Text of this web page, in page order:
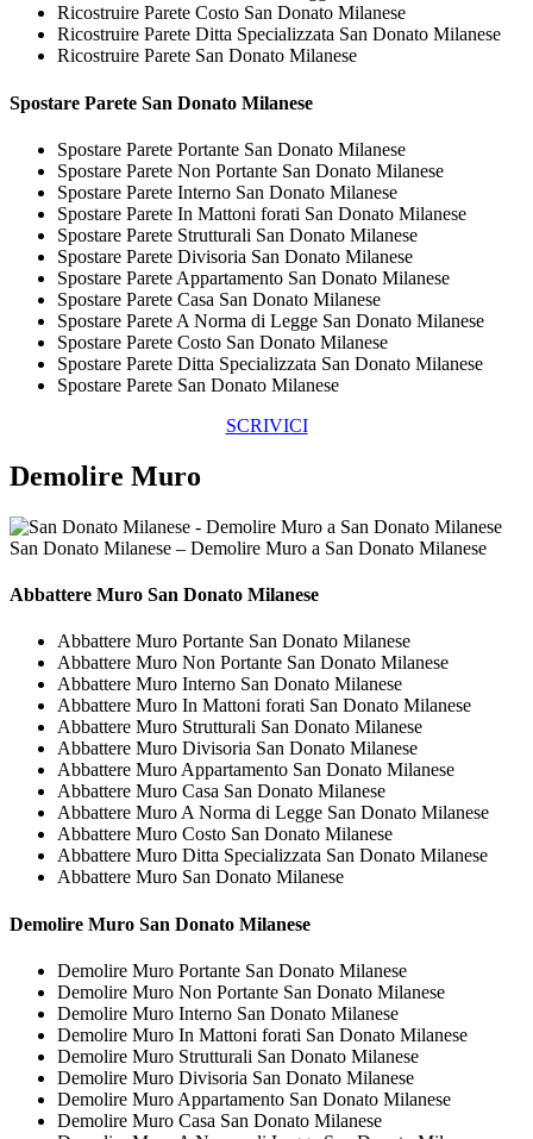
Ricostruire Parete Costo San Donato Milanese
Ricostruire Parete Ditta Specializzata San Donato Milanese
Ricostruire Parete San Donato Milanese
Spostare Parete San Donato Milanese
Spostare Parete Portante San Donato Milanese
Spostare Parete Non Portante San Donato Milanese
Spostare Parete Interno San Donato Milanese
Spostare Parete In Mattoni forati San Donato Milanese
Spostare Parete Strutturali San Donato Milanese
Spostare Parete Divisoria San Donato Milanese
Spostare Parete Appartamento San Donato Milanese
Spostare Parete Casa San Donato Milanese
Spostare Parete A Norma di Legge San Donato Milanese
Spostare Parete Costo San Donato Milanese
Spostare Parete Ditta Specializzata San Donato Milanese
Spostare Parete San Donato Milanese
SCRIVICI
Demolire Muro
San Donato Milanese – Demolire Muro a San Donato Milanese
Abbattere Muro San Donato Milanese
Abbattere Muro Portante San Donato Milanese
Abbattere Muro Non Portante San Donato Milanese
Abbattere Muro Interno San Donato Milanese
Abbattere Muro In Mattoni forati San Donato Milanese
Abbattere Muro Strutturali San Donato Milanese
Abbattere Muro Divisoria San Donato Milanese
Abbattere Muro Appartamento San Donato Milanese
Abbattere Muro Casa San Donato Milanese
Abbattere Muro A Norma di Legge San Donato Milanese
Abbattere Muro Costo San Donato Milanese
Abbattere Muro Ditta Specializzata San Donato Milanese
Abbattere Muro San Donato Milanese
Demolire Muro San Donato Milanese
Demolire Muro Portante San Donato Milanese
Demolire Muro Non Portante San Donato Milanese
Demolire Muro Interno San Donato Milanese
Demolire Muro In Mattoni forati San Donato Milanese
Demolire Muro Strutturali San Donato Milanese
Demolire Muro Divisoria San Donato Milanese
Demolire Muro Appartamento San Donato Milanese
Demolire Muro Casa San Donato Milanese